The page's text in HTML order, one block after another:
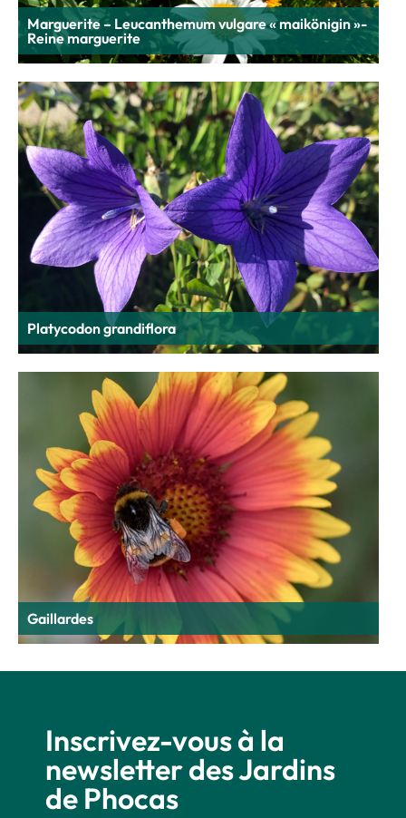
Marguerite – Leucanthemum vulgare « maikönigin »-
Reine marguerite
Platycodon grandiflora
Gaillardes
Inscrivez-vous à la
newsletter des Jardins
de Phocas